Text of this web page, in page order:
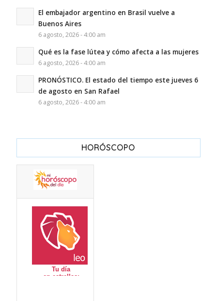
El embajador argentino en Brasil vuelve a
Buenos Aires
6 agosto, 2026 - 4:00 am
Qué es la fase lútea y cómo afecta a las mujeres
6 agosto, 2026 - 4:00 am
PRONÓSTICO. El estado del tiempo este jueves 6
de agosto en San Rafael
6 agosto, 2026 - 4:00 am
HORÓSCOPO